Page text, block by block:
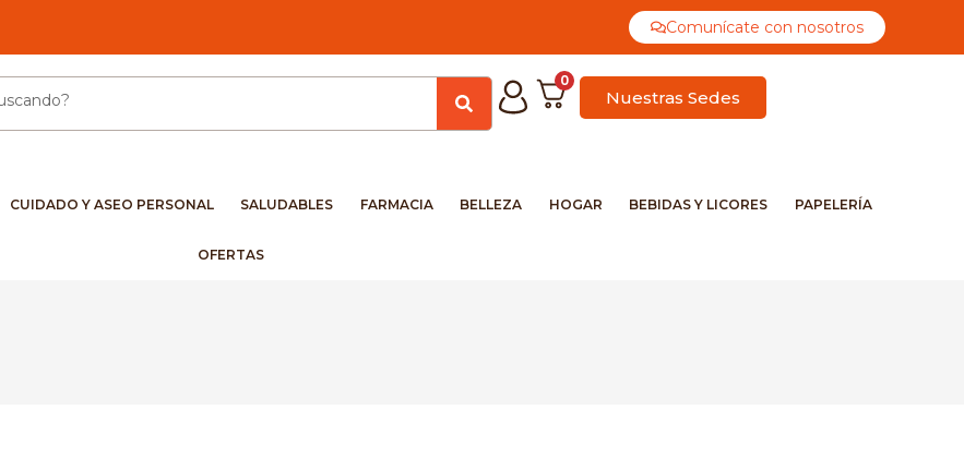
Comunícate con nosotros
0
Nuestras Sedes
CUIDADO Y ASEO PERSONAL SALUDABLES FARMACIA BELLEZA HOGAR BEBIDAS Y LICORES PAPELERÍA
OFERTAS